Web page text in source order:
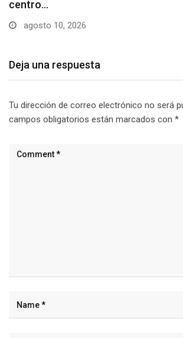
estacionamiento…
agosto 10, 2026
Deja una respuesta
Tu dirección de correo electrónico no será
campos obligatorios están marcados con *